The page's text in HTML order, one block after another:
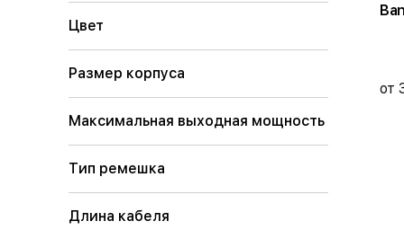
Цвет
Размер корпуса
Максимальная выходная мощность
Тип ремешка
Длина кабеля
от